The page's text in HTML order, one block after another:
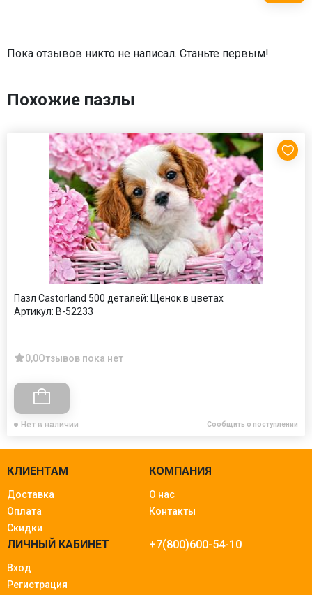
Пока отзывов никто не написал. Станьте первым!
Похожие пазлы
Пазл Castorland 500 деталей: Щенок в цветах
Артикул: B-52233
0,0Отзывов пока нет
Нет в наличии Сообщить о поступлении
КЛИЕНТАМ
Доставка
Оплата
Скидки
КОМПАНИЯ
О нас
Контакты
ЛИЧНЫЙ КАБИНЕТ
Вход
Регистрация
+7(800)600-54-10